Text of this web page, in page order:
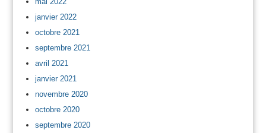
janvier 2022
octobre 2021
septembre 2021
avril 2021
janvier 2021
novembre 2020
octobre 2020
septembre 2020